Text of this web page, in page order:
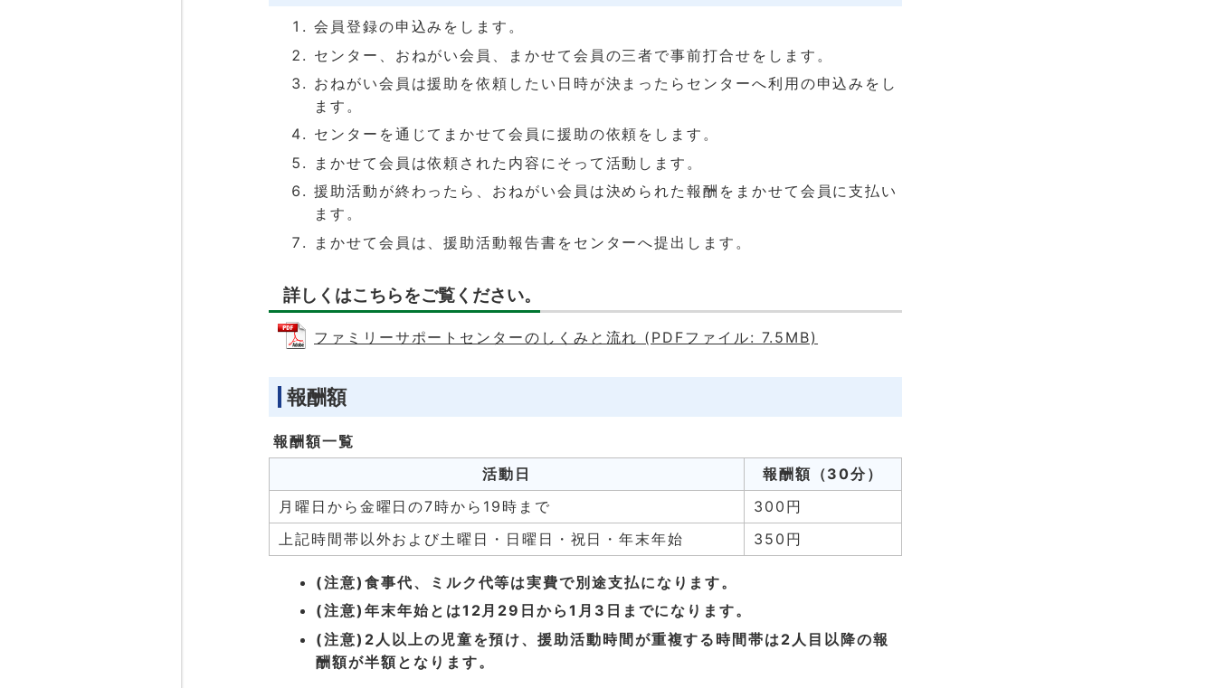
会員登録の申込みをします。
センター、おねがい会員、まかせて会員の三者で事前打合せをします。
おねがい会員は援助を依頼したい日時が決まったらセンターへ利用の申込みをし
ます。
センターを通じてまかせて会員に援助の依頼をします。
まかせて会員は依頼された内容にそって活動します。
援助活動が終わったら、おねがい会員は決められた報酬をまかせて会員に支払い
ます。
まかせて会員は、援助活動報告書をセンターへ提出します。
詳しくはこちらをご覧ください。
ファミリーサポートセンターのしくみと流れ (PDFファイル: 7.5MB)
報酬額
報酬額一覧
活動日
報酬額（30分）
月曜日から金曜日の7時から19時まで
300円
上記時間帯以外および土曜日・日曜日・祝日・年末年始
350円
(注意)食事代、ミルク代等は実費で別途支払になります。
(注意)年末年始とは12月29日から1月3日までになります。
(注意)2人以上の児童を預け、援助活動時間が重複する時間帯は2人目以降の報
酬額が半額となります。